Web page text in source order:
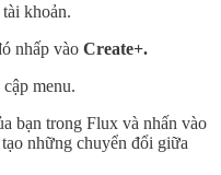
khoản.
nhấp vào Create+.
menu.
bạn trong Flux và nhấn vào
những chuyển đổi giữa